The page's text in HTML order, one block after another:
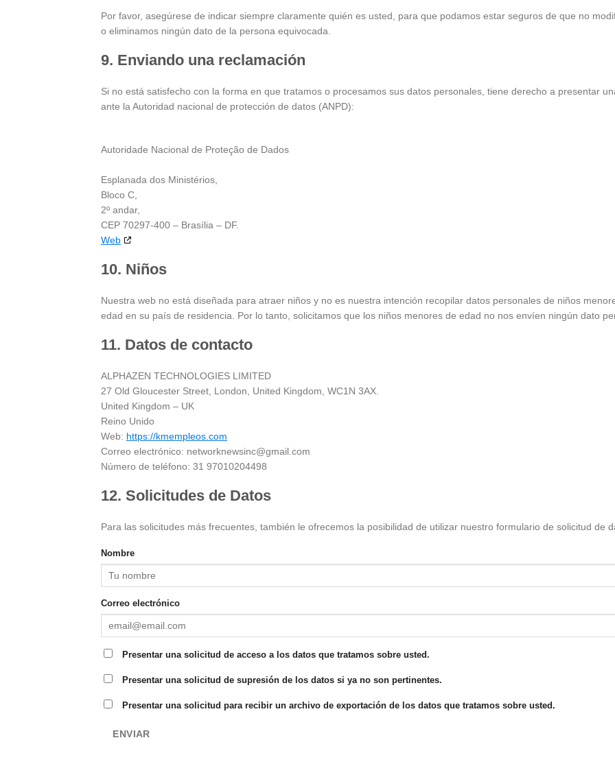
Por favor, asegúrese de indicar siempre claramente quién es usted, para que podamos estar seguros de que no
o eliminamos ningún dato de la persona equivocada.
9. Enviando una reclamación
Si no está satisfecho con la forma en que tratamos o procesamos sus datos personales, tiene derecho a presentar
ante la Autoridad nacional de protección de datos (ANPD):
Autoridade Nacional de Proteção de Dados
Esplanada dos Ministérios,
Bloco C,
2º andar,
CEP 70297-400 – Brasília – DF.
Web
10. Niños
Nuestra web no está diseñada para atraer niños y no es nuestra intención recopilar datos personales de niños
edad en su país de residencia. Por lo tanto, solicitamos que los niños menores de edad no nos envíen ningún dato
11. Datos de contacto
ALPHAZEN TECHNOLOGIES LIMITED
27 Old Gloucester Street, London, United Kingdom, WC1N 3AX.
United Kingdom – UK
Reino Unido
Web: https://kmempleos.com
Correo electrónico: networknewsinc@gmail.com
Número de teléfono: 31 97010204498
12. Solicitudes de Datos
Para las solicitudes más frecuentes, también le ofrecemos la posibilidad de utilizar nuestro formulario de solicitud de
Nombre
Correo electrónico
Presentar una solicitud de acceso a los datos que tratamos sobre usted.
Presentar una solicitud de supresión de los datos si ya no son pertinentes.
Presentar una solicitud para recibir un archivo de exportación de los datos que tratamos sobre usted.